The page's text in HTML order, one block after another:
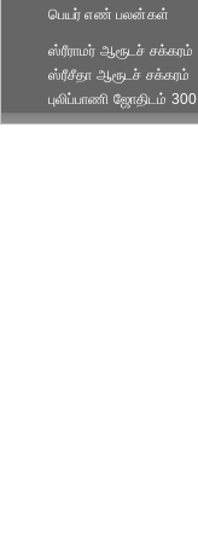
பெயர் எண் பலன்கள்
ஸ்ரீராமர் ஆரூடச் சக்கரம்
ஸ்ரீசீதா ஆரூடச் சக்கரம்
புலிப்பாணி ஜோதிடம் 300